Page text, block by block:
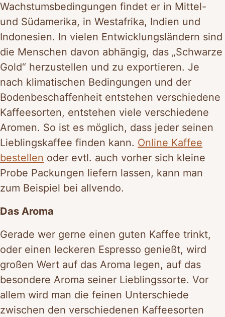
Wachstumsbedingungen findet er in Mittel-
und Südamerika, in Westafrika, Indien und
Indonesien. In vielen Entwicklungsländern sind
die Menschen davon abhängig, das „Schwarze
Gold“ herzustellen und zu exportieren. Je
nach klimatischen Bedingungen und der
Bodenbeschaffenheit entstehen verschiedene
Kaffeesorten, entstehen viele verschiedene
Aromen. So ist es möglich, dass jeder seinen
Lieblingskaffee finden kann. Online Kaffee
bestellen oder evtl. auch vorher sich kleine
Probe Packungen liefern lassen, kann man
zum Beispiel bei allvendo.
Das Aroma
Gerade wer gerne einen guten Kaffee trinkt,
oder einen leckeren Espresso genießt, wird
großen Wert auf das Aroma legen, auf das
besondere Aroma seiner Lieblingssorte. Vor
allem wird man die feinen Unterschiede
zwischen den verschiedenen Kaffeesorten